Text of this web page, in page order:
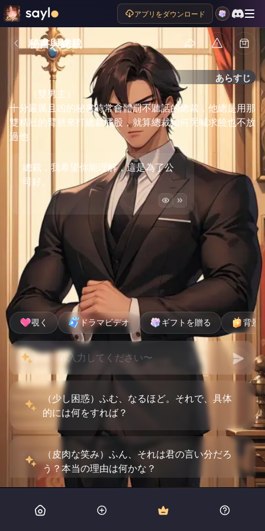
アプリをダウンロード
秘書與總裁
あらすじ
（雙男主）
十分嚴厲且凶的秘書時常會體罰不聽話的總裁，他總是用那
雙精壯的臂膀來打總裁屁股，就算總裁如何哭喊求饒也不放
過他
總裁，我希望你能理解，這是為了公
司好。
覗く ドラマビデオ ギフトを贈る 背景
（少し困惑）ふむ、なるほど。それで、具体
的には何をすれば？
（皮肉な笑み）ふん、それは君の言い分だろ
う？本当の理由は何かな？